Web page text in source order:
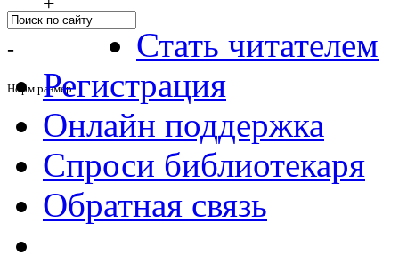
-
Норм.размер
Стать читателем
Регистрация
Онлайн поддержка
Спроси библиотекаря
Обратная связь